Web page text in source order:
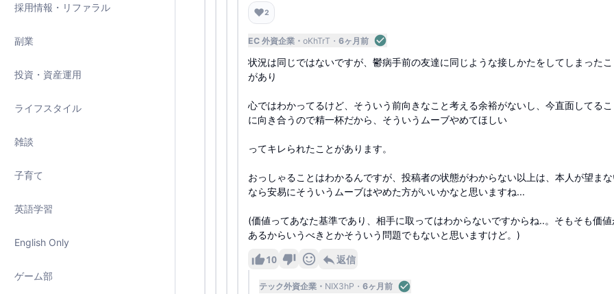
採用情報・リファラル
副業
投資・資産運用
ライフスタイル
雑談
子育て
英語学習
English Only
ゲーム部
❤️2
EC 外資企業 oKhTrT 6ヶ月前
状況は同じではないですが、鬱病手前の友達に同じような接しかたをしてしまった
があり
心ではわかってるけど、そういう前向きなこと考える余裕がないし、今直面してる
に向き合うので精一杯だから、そういうムーブやめてほしい
ってキレられたことがあります。
おっしゃることはわかるんですが、投稿者の状態がわからない以上は、本人が望ま
なら安易にそういうムーブはやめた方がいいかなと思いますね...
(価値ってあなた基準であり、相手に取ってはわからないですからね..。そもそも価値
あるからいうべきとかそういう問題でもないと思いますけど。)
10 返信
テック外資企業 NIX3hP 6ヶ月前